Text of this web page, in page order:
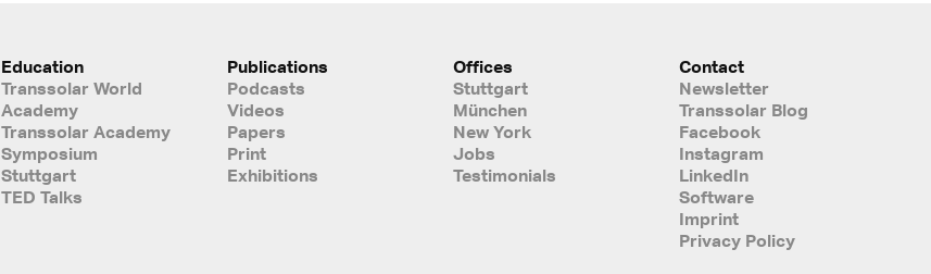
Education
Transsolar World
Academy
Transsolar Academy
Symposium
Stuttgart
TED Talks
Publications
Podcasts
Videos
Papers
Print
Exhibitions
Offices
Stuttgart
München
New York
Jobs
Testimonials
Contact
Newsletter
Transsolar Blog
Facebook
Instagram
LinkedIn
Software
Imprint
Privacy Policy